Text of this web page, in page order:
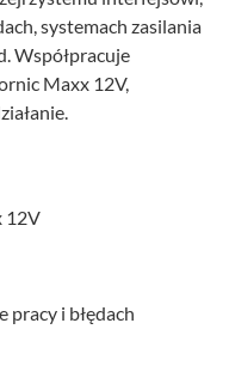
systemach zasilania
Współpracuje
Maxx 12V,
12V
pracy i błędach